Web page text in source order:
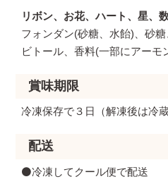
リボン、お花、ハート、星、
フォンダン(砂糖、水飴)、砂
ビトール、香料(一部にアーモ
賞味期限
冷凍保存で３日（解凍後は冷
配送
⚫️冷凍してクール便で配送